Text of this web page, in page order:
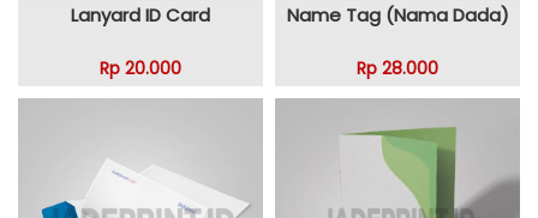
Lanyard ID Card
Rp 20.000
Name Tag (Nama Dada)
Rp 28.000